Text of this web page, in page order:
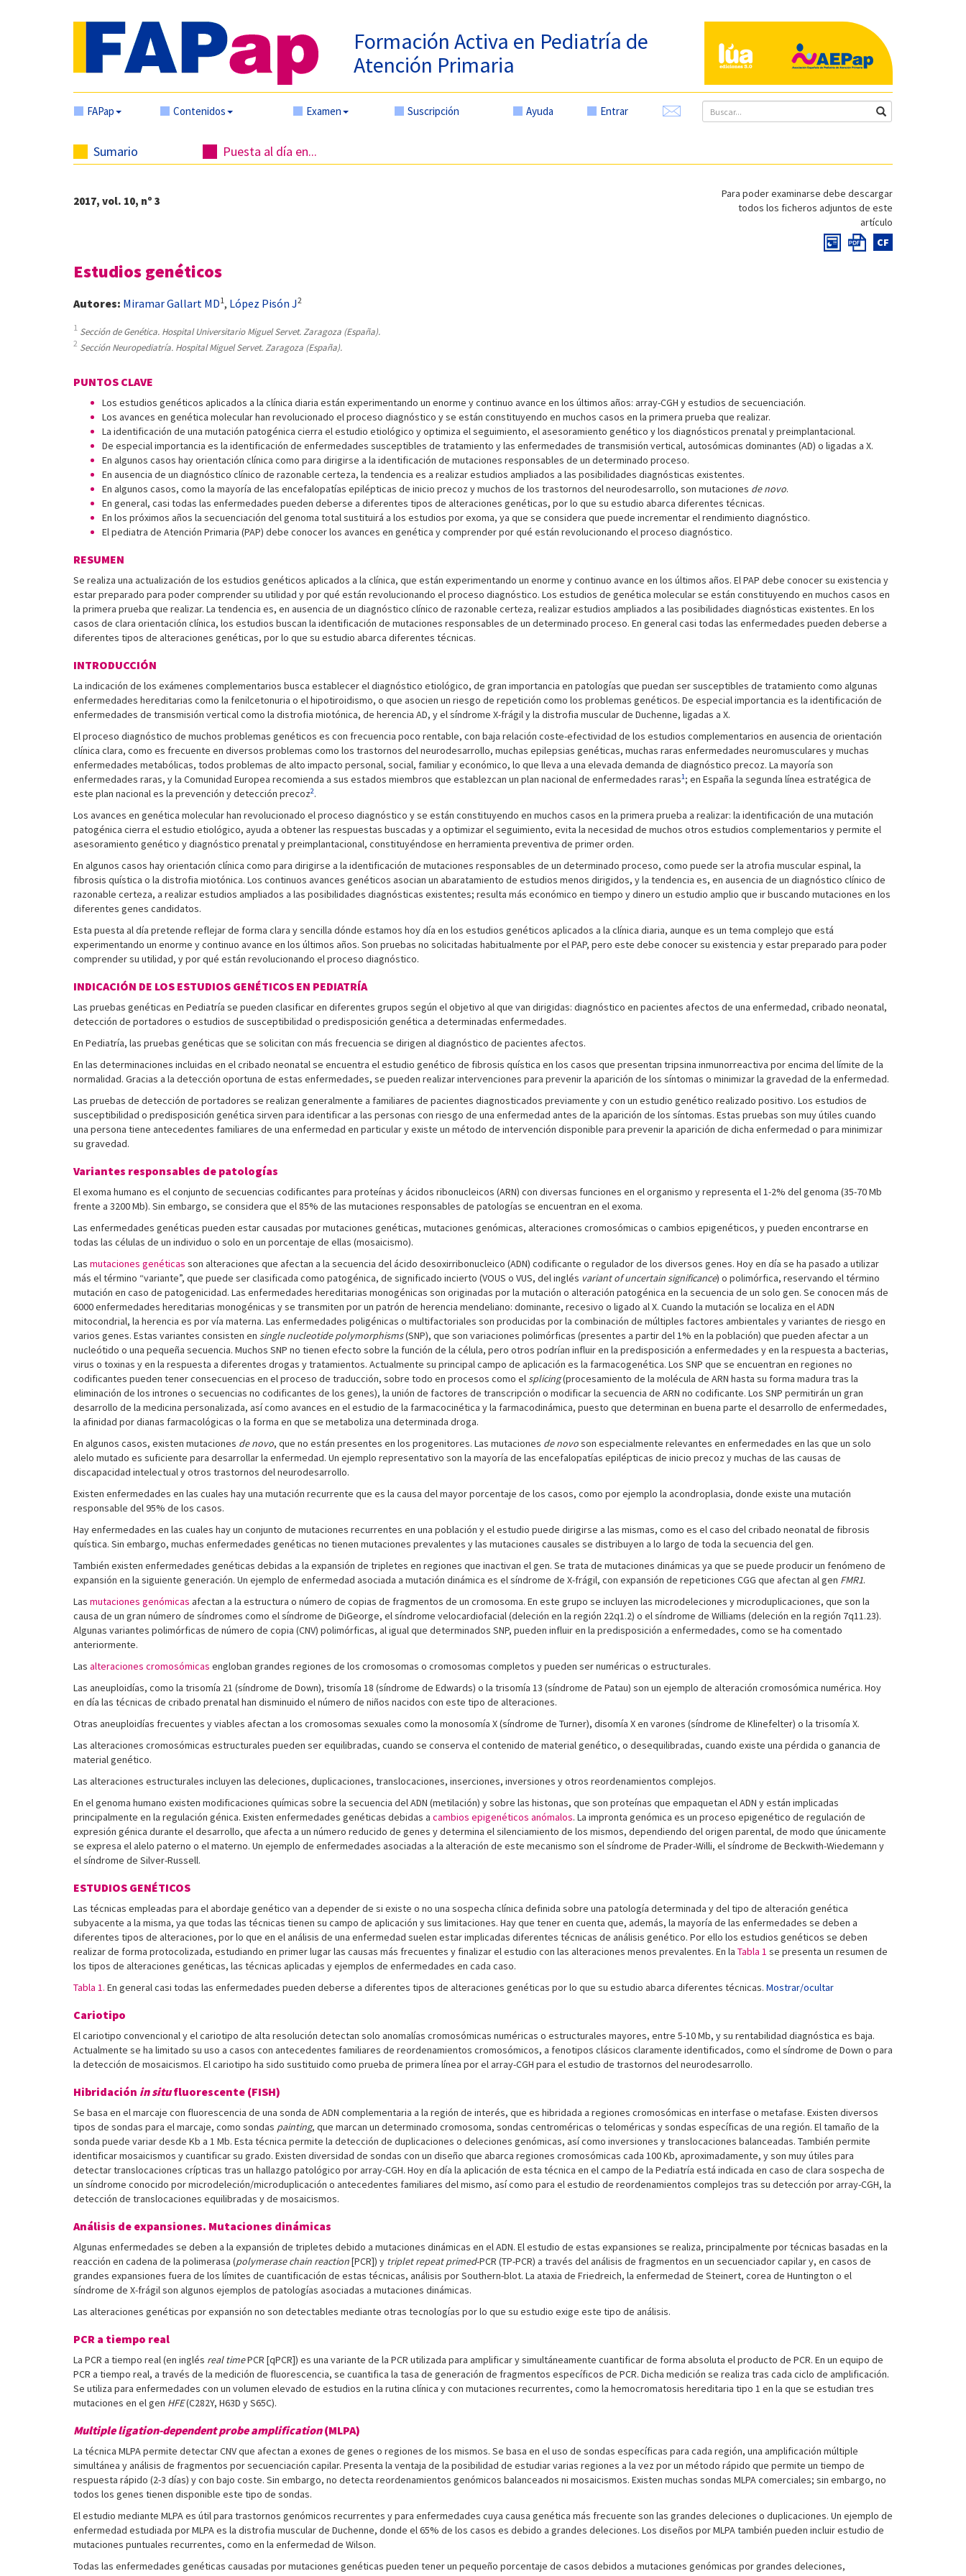
Formación Activa en Pediatría de
Atención Primaria
FAPap Contenidos Examen Suscripción Ayuda Entrar
Sumario Puesta al día en...
Para poder examinarse debe descargar
todos los ficheros adjuntos de este
artículo
CF
2017, vol. 10, nº 3
Estudios genéticos
Autores: Miramar Gallart MD1, López Pisón J2
1 Sección de Genética. Hospital Universitario Miguel Servet. Zaragoza (España).
2 Sección Neuropediatría. Hospital Miguel Servet. Zaragoza (España).
PUNTOS CLAVE
Los estudios genéticos aplicados a la clínica diaria están experimentando un enorme y continuo avance en los últimos años: array-CGH y estudios de secuenciación.
Los avances en genética molecular han revolucionado el proceso diagnóstico y se están constituyendo en muchos casos en la primera prueba que realizar.
La identificación de una mutación patogénica cierra el estudio etiológico y optimiza el seguimiento, el asesoramiento genético y los diagnósticos prenatal y preimplantacional.
De especial importancia es la identificación de enfermedades susceptibles de tratamiento y las enfermedades de transmisión vertical, autosómicas dominantes (AD) o ligadas a X.
En algunos casos hay orientación clínica como para dirigirse a la identificación de mutaciones responsables de un determinado proceso.
En ausencia de un diagnóstico clínico de razonable certeza, la tendencia es a realizar estudios ampliados a las posibilidades diagnósticas existentes.
En algunos casos, como la mayoría de las encefalopatías epilépticas de inicio precoz y muchos de los trastornos del neurodesarrollo, son mutaciones de novo.
En general, casi todas las enfermedades pueden deberse a diferentes tipos de alteraciones genéticas, por lo que su estudio abarca diferentes técnicas.
En los próximos años la secuenciación del genoma total sustituirá a los estudios por exoma, ya que se considera que puede incrementar el rendimiento diagnóstico.
El pediatra de Atención Primaria (PAP) debe conocer los avances en genética y comprender por qué están revolucionando el proceso diagnóstico.
RESUMEN
Se realiza una actualización de los estudios genéticos aplicados a la clínica, que están experimentando un enorme y continuo avance en los últimos años. El PAP debe conocer su existencia y
estar preparado para poder comprender su utilidad y por qué están revolucionando el proceso diagnóstico. Los estudios de genética molecular se están constituyendo en muchos casos en
la primera prueba que realizar. La tendencia es, en ausencia de un diagnóstico clínico de razonable certeza, realizar estudios ampliados a las posibilidades diagnósticas existentes. En los
casos de clara orientación clínica, los estudios buscan la identificación de mutaciones responsables de un determinado proceso. En general casi todas las enfermedades pueden deberse a
diferentes tipos de alteraciones genéticas, por lo que su estudio abarca diferentes técnicas.
INTRODUCCIÓN
La indicación de los exámenes complementarios busca establecer el diagnóstico etiológico, de gran importancia en patologías que puedan ser susceptibles de tratamiento como algunas
enfermedades hereditarias como la fenilcetonuria o el hipotiroidismo, o que asocien un riesgo de repetición como los problemas genéticos. De especial importancia es la identificación de
enfermedades de transmisión vertical como la distrofia miotónica, de herencia AD, y el síndrome X-frágil y la distrofia muscular de Duchenne, ligadas a X.
El proceso diagnóstico de muchos problemas genéticos es con frecuencia poco rentable, con baja relación coste-efectividad de los estudios complementarios en ausencia de orientación
clínica clara, como es frecuente en diversos problemas como los trastornos del neurodesarrollo, muchas epilepsias genéticas, muchas raras enfermedades neuromusculares y muchas
enfermedades metabólicas, todos problemas de alto impacto personal, social, familiar y económico, lo que lleva a una elevada demanda de diagnóstico precoz. La mayoría son
enfermedades raras, y la Comunidad Europea recomienda a sus estados miembros que establezcan un plan nacional de enfermedades raras1; en España la segunda línea estratégica de
este plan nacional es la prevención y detección precoz2.
Los avances en genética molecular han revolucionado el proceso diagnóstico y se están constituyendo en muchos casos en la primera prueba a realizar: la identificación de una mutación
patogénica cierra el estudio etiológico, ayuda a obtener las respuestas buscadas y a optimizar el seguimiento, evita la necesidad de muchos otros estudios complementarios y permite el
asesoramiento genético y diagnóstico prenatal y preimplantacional, constituyéndose en herramienta preventiva de primer orden.
En algunos casos hay orientación clínica como para dirigirse a la identificación de mutaciones responsables de un determinado proceso, como puede ser la atrofia muscular espinal, la
fibrosis quística o la distrofia miotónica. Los continuos avances genéticos asocian un abaratamiento de estudios menos dirigidos, y la tendencia es, en ausencia de un diagnóstico clínico de
razonable certeza, a realizar estudios ampliados a las posibilidades diagnósticas existentes; resulta más económico en tiempo y dinero un estudio amplio que ir buscando mutaciones en los
diferentes genes candidatos.
Esta puesta al día pretende reflejar de forma clara y sencilla dónde estamos hoy día en los estudios genéticos aplicados a la clínica diaria, aunque es un tema complejo que está
experimentando un enorme y continuo avance en los últimos años. Son pruebas no solicitadas habitualmente por el PAP, pero este debe conocer su existencia y estar preparado para poder
comprender su utilidad, y por qué están revolucionando el proceso diagnóstico.
INDICACIÓN DE LOS ESTUDIOS GENÉTICOS EN PEDIATRÍA
Las pruebas genéticas en Pediatría se pueden clasificar en diferentes grupos según el objetivo al que van dirigidas: diagnóstico en pacientes afectos de una enfermedad, cribado neonatal,
detección de portadores o estudios de susceptibilidad o predisposición genética a determinadas enfermedades.
En Pediatría, las pruebas genéticas que se solicitan con más frecuencia se dirigen al diagnóstico de pacientes afectos.
En las determinaciones incluidas en el cribado neonatal se encuentra el estudio genético de fibrosis quística en los casos que presentan tripsina inmunorreactiva por encima del límite de la
normalidad. Gracias a la detección oportuna de estas enfermedades, se pueden realizar intervenciones para prevenir la aparición de los síntomas o minimizar la gravedad de la enfermedad.
Las pruebas de detección de portadores se realizan generalmente a familiares de pacientes diagnosticados previamente y con un estudio genético realizado positivo. Los estudios de
susceptibilidad o predisposición genética sirven para identificar a las personas con riesgo de una enfermedad antes de la aparición de los síntomas. Estas pruebas son muy útiles cuando
una persona tiene antecedentes familiares de una enfermedad en particular y existe un método de intervención disponible para prevenir la aparición de dicha enfermedad o para minimizar
su gravedad.
Variantes responsables de patologías
El exoma humano es el conjunto de secuencias codificantes para proteínas y ácidos ribonucleicos (ARN) con diversas funciones en el organismo y representa el 1-2% del genoma (35-70 Mb
frente a 3200 Mb). Sin embargo, se considera que el 85% de las mutaciones responsables de patologías se encuentran en el exoma.
Las enfermedades genéticas pueden estar causadas por mutaciones genéticas, mutaciones genómicas, alteraciones cromosómicas o cambios epigenéticos, y pueden encontrarse en
todas las células de un individuo o solo en un porcentaje de ellas (mosaicismo).
Las mutaciones genéticas son alteraciones que afectan a la secuencia del ácido desoxirribonucleico (ADN) codificante o regulador de los diversos genes. Hoy en día se ha pasado a utilizar
más el término “variante”, que puede ser clasificada como patogénica, de significado incierto (VOUS o VUS, del inglés variant of uncertain significance) o polimórfica, reservando el término
mutación en caso de patogenicidad. Las enfermedades hereditarias monogénicas son originadas por la mutación o alteración patogénica en la secuencia de un solo gen. Se conocen más de
6000 enfermedades hereditarias monogénicas y se transmiten por un patrón de herencia mendeliano: dominante, recesivo o ligado al X. Cuando la mutación se localiza en el ADN
mitocondrial, la herencia es por vía materna. Las enfermedades poligénicas o multifactoriales son producidas por la combinación de múltiples factores ambientales y variantes de riesgo en
varios genes. Estas variantes consisten en single nucleotide polymorphisms(SNP), que son variaciones polimórficas (presentes a partir del 1% en la población) que pueden afectar a un
nucleótido o una pequeña secuencia. Muchos SNP no tienen efecto sobre la función de la célula, pero otros podrían influir en la predisposición a enfermedades y en la respuesta a bacterias,
virus o toxinas y en la respuesta a diferentes drogas y tratamientos. Actualmente su principal campo de aplicación es la farmacogenética. Los SNP que se encuentran en regiones no
codificantes pueden tener consecuencias en el proceso de traducción, sobre todo en procesos como elsplicing(procesamiento de la molécula de ARN hasta su forma madura tras la
eliminación de los intrones o secuencias no codificantes de los genes), la unión de factores de transcripción o modificar la secuencia de ARN no codificante. Los SNP permitirán un gran
desarrollo de la medicina personalizada, así como avances en el estudio de la farmacocinética y la farmacodinámica, puesto que determinan en buena parte el desarrollo de enfermedades,
la afinidad por dianas farmacológicas o la forma en que se metaboliza una determinada droga.
En algunos casos, existen mutaciones de novo, que no están presentes en los progenitores. Las mutaciones de novoson especialmente relevantes en enfermedades en las que un solo
alelo mutado es suficiente para desarrollar la enfermedad. Un ejemplo representativo son la mayoría de las encefalopatías epilépticas de inicio precoz y muchas de las causas de
discapacidad intelectual y otros trastornos del neurodesarrollo.
Existen enfermedades en las cuales hay una mutación recurrente que es la causa del mayor porcentaje de los casos, como por ejemplo la acondroplasia, donde existe una mutación
responsable del 95% de los casos.
Hay enfermedades en las cuales hay un conjunto de mutaciones recurrentes en una población y el estudio puede dirigirse a las mismas, como es el caso del cribado neonatal de fibrosis
quística. Sin embargo, muchas enfermedades genéticas no tienen mutaciones prevalentes y las mutaciones causales se distribuyen a lo largo de toda la secuencia del gen.
También existen enfermedades genéticas debidas a la expansión de tripletes en regiones que inactivan el gen. Se trata de mutaciones dinámicas ya que se puede producir un fenómeno de
expansión en la siguiente generación. Un ejemplo de enfermedad asociada a mutación dinámica es el síndrome de X-frágil, con expansión de repeticiones CGG que afectan al gen FMR1.
Las mutaciones genómicas afectan a la estructura o número de copias de fragmentos de un cromosoma. En este grupo se incluyen las microdeleciones y microduplicaciones, que son la
causa de un gran número de síndromes como el síndrome de DiGeorge, el síndrome velocardiofacial (deleción en la región 22q1.2) o el síndrome de Williams (deleción en la región 7q11.23).
Algunas variantes polimórficas de número de copia (CNV) polimórficas, al igual que determinados SNP, pueden influir en la predisposición a enfermedades, como se ha comentado
anteriormente.
Las alteraciones cromosómicas engloban grandes regiones de los cromosomas o cromosomas completos y pueden ser numéricas o estructurales.
Las aneuploidías, como la trisomía 21 (síndrome de Down), trisomía 18 (síndrome de Edwards) o la trisomía 13 (síndrome de Patau) son un ejemplo de alteración cromosómica numérica. Hoy
en día las técnicas de cribado prenatal han disminuido el número de niños nacidos con este tipo de alteraciones.
Otras aneuploidías frecuentes y viables afectan a los cromosomas sexuales como la monosomía X (síndrome de Turner), disomía X en varones (síndrome de Klinefelter) o la trisomía X.
Las alteraciones cromosómicas estructurales pueden ser equilibradas, cuando se conserva el contenido de material genético, o desequilibradas, cuando existe una pérdida o ganancia de
material genético.
Las alteraciones estructurales incluyen las deleciones, duplicaciones, translocaciones, inserciones, inversiones y otros reordenamientos complejos.
En el genoma humano existen modificaciones químicas sobre la secuencia del ADN (metilación) y sobre las histonas, que son proteínas que empaquetan el ADN y están implicadas
principalmente en la regulación génica. Existen enfermedades genéticas debidas a cambios epigenéticos anómalos. La impronta genómica es un proceso epigenético de regulación de
expresión génica durante el desarrollo, que afecta a un número reducido de genes y determina el silenciamiento de los mismos, dependiendo del origen parental, de modo que únicamente
se expresa el alelo paterno o el materno. Un ejemplo de enfermedades asociadas a la alteración de este mecanismo son el síndrome de Prader-Willi, el síndrome de Beckwith-Wiedemann y
el síndrome de Silver-Russell.
ESTUDIOS GENÉTICOS
Las técnicas empleadas para el abordaje genético van a depender de si existe o no una sospecha clínica definida sobre una patología determinada y del tipo de alteración genética
subyacente a la misma, ya que todas las técnicas tienen su campo de aplicación y sus limitaciones. Hay que tener en cuenta que, además, la mayoría de las enfermedades se deben a
diferentes tipos de alteraciones, por lo que en el análisis de una enfermedad suelen estar implicadas diferentes técnicas de análisis genético. Por ello los estudios genéticos se deben
realizar de forma protocolizada, estudiando en primer lugar las causas más frecuentes y finalizar el estudio con las alteraciones menos prevalentes. En la Tabla 1 se presenta un resumen de
los tipos de alteraciones genéticas, las técnicas aplicadas y ejemplos de enfermedades en cada caso.
Tabla 1. En general casi todas las enfermedades pueden deberse a diferentes tipos de alteraciones genéticas por lo que su estudio abarca diferentes técnicas. Mostrar/ocultar
Cariotipo
El cariotipo convencional y el cariotipo de alta resolución detectan solo anomalías cromosómicas numéricas o estructurales mayores, entre 5-10 Mb, y su rentabilidad diagnóstica es baja.
Actualmente se ha limitado su uso a casos con antecedentes familiares de reordenamientos cromosómicos, a fenotipos clásicos claramente identificados, como el síndrome de Down o para
la detección de mosaicismos. El cariotipo ha sido sustituido como prueba de primera línea por el array-CGH para el estudio de trastornos del neurodesarrollo.
Hibridación in situfluorescente (FISH)
Se basa en el marcaje con fluorescencia de una sonda de ADN complementaria a la región de interés, que es hibridada a regiones cromosómicas en interfase o metafase. Existen diversos
tipos de sondas para el marcaje, como sondas painting, que marcan un determinado cromosoma, sondas centroméricas o teloméricas y sondas específicas de una región. El tamaño de la
sonda puede variar desde Kb a 1 Mb. Esta técnica permite la detección de duplicaciones o deleciones genómicas, así como inversiones y translocaciones balanceadas. También permite
identificar mosaicismos y cuantificar su grado. Existen diversidad de sondas con un diseño que abarca regiones cromosómicas cada 100 Kb, aproximadamente, y son muy útiles para
detectar translocaciones crípticas tras un hallazgo patológico por array-CGH. Hoy en día la aplicación de esta técnica en el campo de la Pediatría está indicada en caso de clara sospecha de
un síndrome conocido por microdeleción/microduplicación o antecedentes familiares del mismo, así como para el estudio de reordenamientos complejos tras su detección por array-CGH, la
detección de translocaciones equilibradas y de mosaicismos.
Análisis de expansiones. Mutaciones dinámicas
Algunas enfermedades se deben a la expansión de tripletes debido a mutaciones dinámicas en el ADN. El estudio de estas expansiones se realiza, principalmente por técnicas basadas en la
reacción en cadena de la polimerasa (polymerase chain reaction[PCR]) y triplet repeat primed-PCR (TP-PCR) a través del análisis de fragmentos en un secuenciador capilar y, en casos de
grandes expansiones fuera de los límites de cuantificación de estas técnicas, análisis por Southern-blot. La ataxia de Friedreich, la enfermedad de Steinert, corea de Huntington o el
síndrome de X-frágil son algunos ejemplos de patologías asociadas a mutaciones dinámicas.
Las alteraciones genéticas por expansión no son detectables mediante otras tecnologías por lo que su estudio exige este tipo de análisis.
PCR a tiempo real
La PCR a tiempo real (en inglés real timePCR [qPCR]) es una variante de la PCR utilizada para amplificar y simultáneamente cuantificar de forma absoluta el producto de PCR. En un equipo de
PCR a tiempo real, a través de la medición de fluorescencia, se cuantifica la tasa de generación de fragmentos específicos de PCR. Dicha medición se realiza tras cada ciclo de amplificación.
Se utiliza para enfermedades con un volumen elevado de estudios en la rutina clínica y con mutaciones recurrentes, como la hemocromatosis hereditaria tipo 1 en la que se estudian tres
mutaciones en el gen HFE(C282Y, H63D y S65C).
Multiple ligation-dependent probe amplification(MLPA)
La técnica MLPA permite detectar CNV que afectan a exones de genes o regiones de los mismos. Se basa en el uso de sondas específicas para cada región, una amplificación múltiple
simultánea y análisis de fragmentos por secuenciación capilar. Presenta la ventaja de la posibilidad de estudiar varias regiones a la vez por un método rápido que permite un tiempo de
respuesta rápido (2-3 días) y con bajo coste. Sin embargo, no detecta reordenamientos genómicos balanceados ni mosaicismos. Existen muchas sondas MLPA comerciales; sin embargo, no
todos los genes tienen disponible este tipo de sondas.
El estudio mediante MLPA es útil para trastornos genómicos recurrentes y para enfermedades cuya causa genética más frecuente son las grandes deleciones o duplicaciones. Un ejemplo de
enfermedad estudiada por MLPA es la distrofia muscular de Duchenne, donde el 65% de los casos es debido a grandes deleciones. Los diseños por MLPA también pueden incluir estudio de
mutaciones puntuales recurrentes, como en la enfermedad de Wilson.
Todas las enfermedades genéticas causadas por mutaciones genéticas pueden tener un pequeño porcentaje de casos debidos a mutaciones genómicas por grandes deleciones,